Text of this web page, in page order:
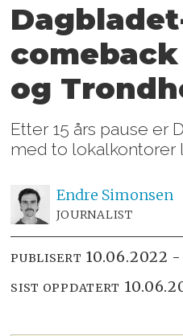
og
Etter 15 års pause er
med to lokalkontorer
Endre Simonsen
JOURNALIST
PUBLISERT 10.06.2022
SIST OPPDATERT